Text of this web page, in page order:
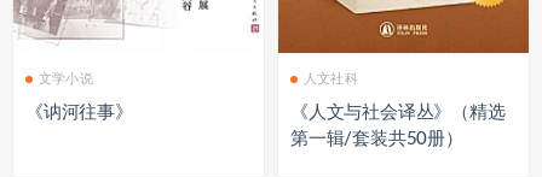
文学小说
《讷河往事》
人文社科
《人文与社会译丛》（精选
第一辑/套装共50册）